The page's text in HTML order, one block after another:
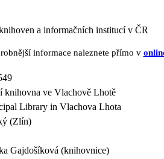
a informačních institucí v ČR
informace naleznete přímo v
knihovna ve Vlachově Lhotě
Library in Vlachova Lhota
(Zlín)
Gajdošíková (knihovnice)